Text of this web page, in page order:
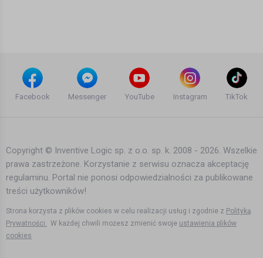
Five Finger Death Punch - "Lift Me Up"
(featuring Rob Halford of Judas
Mr. Belt & Wezol - Stupid (feat.
LucyXX) [Official Music Video]
Teledyski i Muzyka
Facebook Messenger YouTube Instagram TikTok
Copyright © Inventive Logic sp. z o.o. sp. k. 2008 - 2026. Wszelkie
prawa zastrzeżone. Korzystanie z serwisu oznacza akceptację
regulaminu. Portal nie ponosi odpowiedzialności za publikowane
treści użytkowników!
Strona korzysta z plików cookies w celu realizacji usług i zgodnie z Polityką
Prywatności. W każdej chwili możesz zmienić swoje ustawienia plików
cookies